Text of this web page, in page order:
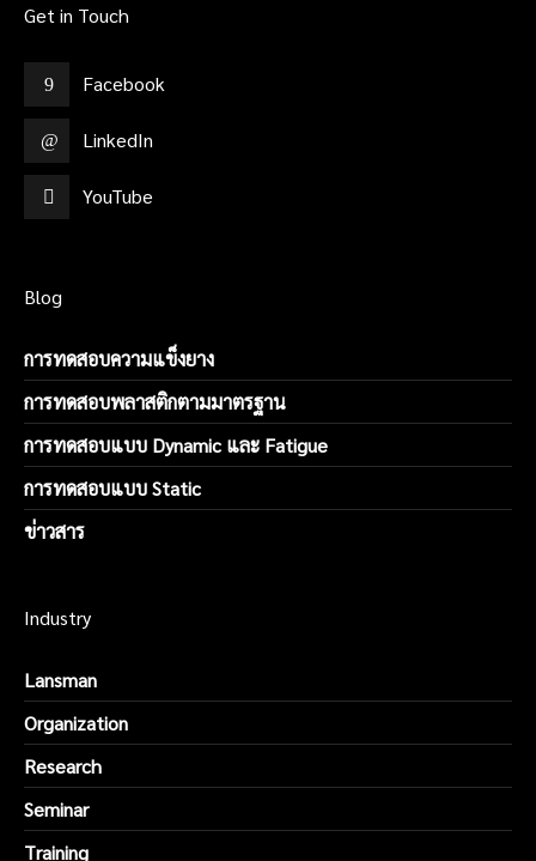
Get in Touch
Facebook
LinkedIn
YouTube
Blog
การทดสอบความแข็งยาง
การทดสอบพลาสติกตามมาตรฐาน
การทดสอบแบบ Dynamic และ Fatigue
การทดสอบแบบ Static
ข่าวสาร
Industry
Lansman
Organization
Research
Seminar
Training